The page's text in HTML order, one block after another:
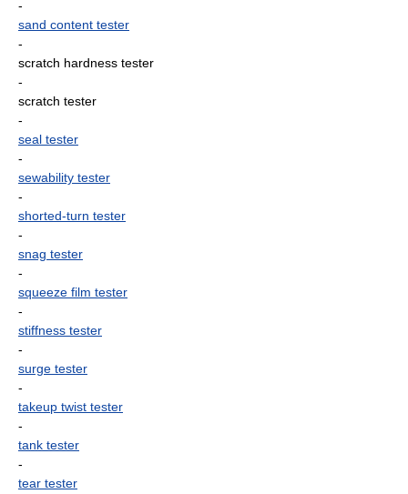
-
sand content tester
-
scratch hardness tester
-
scratch tester
-
seal tester
-
sewability tester
-
shorted-turn tester
-
snag tester
-
squeeze film tester
-
stiffness tester
-
surge tester
-
takeup twist tester
-
tank tester
-
tear tester